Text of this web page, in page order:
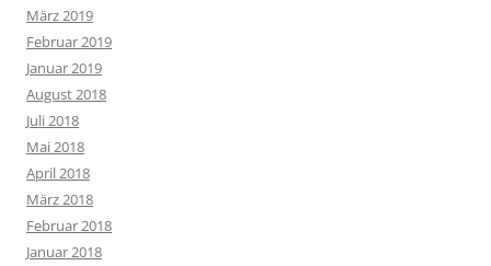
März 2019
Februar 2019
Januar 2019
August 2018
Juli 2018
Mai 2018
April 2018
März 2018
Februar 2018
Januar 2018